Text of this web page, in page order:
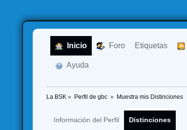
Inicio Foro Etiquetas
Ayuda
La BSK » Perfil de gbc » Muestra mis Distinciones
Información del Perfil Distinciones